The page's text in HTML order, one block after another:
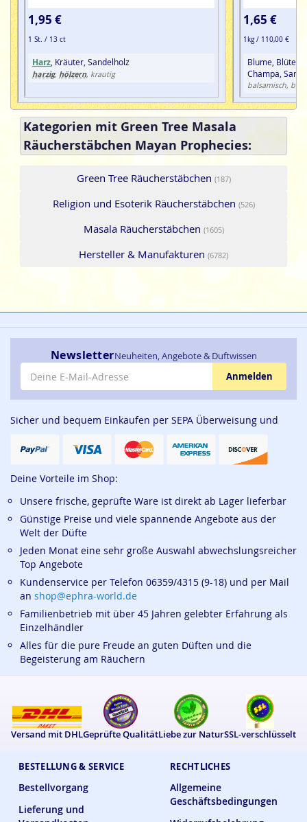
1,95 €
1 St. / 13 ct
Harz , Kräuter, Sandelholz
harzig, hölzern, krautig
1,65 €
1kg / 110,00 €
Blume, Blüte,
Champa,
balsamisch,
Kategorien mit Green Tree Masala
Räucherstäbchen Mayan Prophecies:
Green Tree Räucherstäbchen (187)
Religion und Esoterik Räucherstäbchen (526)
Masala Räucherstäbchen (1605)
Hersteller & Manufakturen (6782)
BESTELLUNG & SERVICE
Bestellvorgang
Lieferung und
RECHTLICHES
Allgemeine
Geschäftsbedingungen
NewsletterNeuheiten, Angebote & Duftwissen
E-Mail-Adresse
Anmelden
Sicher und bequem Einkaufen per SEPA Überweisung und
Deine Vorteile im Shop:
Unsere frische, geprüfte Ware ist direkt ab Lager lieferbar
Günstige Preise und viele spannende Angebote aus der
Welt der Düfte
Jeden Monat eine sehr große Auswahl abwechslungsreicher
Top Angebote
Kundenservice per Telefon 06359/4315 (9-18) und per Mail
an shop@ephra-world.de
Familienbetrieb mit über 45 Jahren gelebter Erfahrung als
Einzelhändler
Alles für die pure Freude an guten Düften und die
Begeisterung am Räuchern
Versand mit DHLGeprüfte QualitätLiebe zur NaturSSL-verschlüsselt